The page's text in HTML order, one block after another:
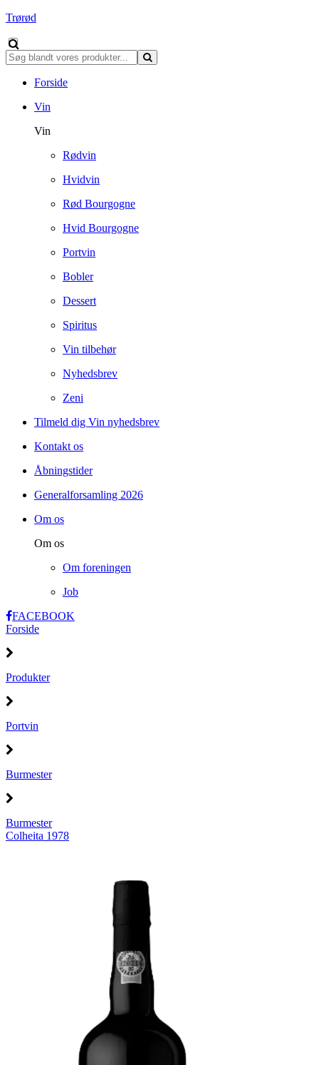
Trørød
Forside
Vin
Vin
Rødvin
Hvidvin
Rød Bourgogne
Hvid Bourgogne
Portvin
Bobler
Dessert
Spiritus
Vin tilbehør
Nyhedsbrev
Zeni
Tilmeld dig Vin nyhedsbrev
Kontakt os
Åbningstider
Generalforsamling 2026
Om os
Om os
Om foreningen
Job
FACEBOOK
Forside
Produkter
Portvin
Burmester
Burmester
Colheita 1978